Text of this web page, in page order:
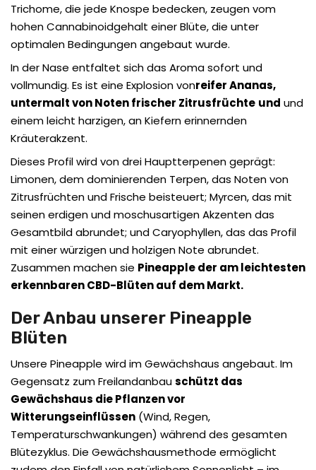
Trichome, die jede Knospe bedecken, zeugen vom
hohen Cannabinoidgehalt einer Blüte, die unter
optimalen Bedingungen angebaut wurde.
In der Nase entfaltet sich das Aroma sofort und
vollmundig. Es ist eine Explosion vonreifer Ananas,
untermalt von Noten frischer Zitrusfrüchte und und
einem leicht harzigen, an Kiefern erinnernden
Kräuterakzent.
Dieses Profil wird von drei Hauptterpenen geprägt:
Limonen, dem dominierenden Terpen, das Noten von
Zitrusfrüchten und Frische beisteuert; Myrcen, das mit
seinen erdigen und moschusartigen Akzenten das
Gesamtbild abrundet; und Caryophyllen, das das Profil
mit einer würzigen und holzigen Note abrundet.
Zusammen machen sie Pineapple der am leichtesten
erkennbaren CBD-Blüten auf dem Markt.
Der Anbau unserer Pineapple
Blüten
Unsere Pineapple wird im Gewächshaus angebaut. Im
Gegensatz zum Freilandanbauschützt das
Gewächshaus die Pflanzen vor
Witterungseinflüssen (Wind, Regen,
Temperaturschwankungen) während des gesamten
Blütezyklus. Die Gewächshausmethode ermöglicht